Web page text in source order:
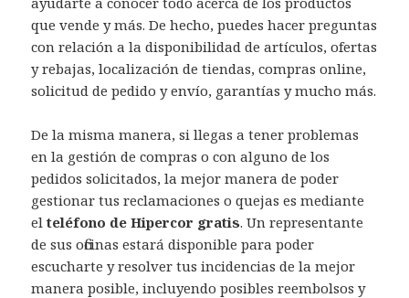
que vende y más. De hecho, puedes hacer preguntas
con relación a la disponibilidad de artículos, ofertas
y rebajas, localización de tiendas, compras online,
solicitud de pedido y envío, garantías y mucho más.
De la misma manera, si llegas a tener problemas
en la gestión de compras o con alguno de los
pedidos solicitados, la mejor manera de poder
gestionar tus reclamaciones o quejas es mediante
elteléfono de Hipercor gratis. Un representante
de sus oficinas estará disponible para poder
escucharte y resolver tus incidencias de la mejor
manera posible, incluyendo posibles reembolsos y